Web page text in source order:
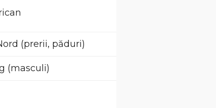
(prerii, păduri)
(masculi)